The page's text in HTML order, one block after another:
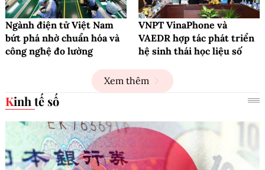
Ngành điện tử Việt Nam
bứt phá nhờ chuẩn hóa và
công nghệ đo lường
VNPT VinaPhone và
VAEDR hợp tác phát triển
hệ sinh thái học liệu số
Xem thêm
Kinh tế số